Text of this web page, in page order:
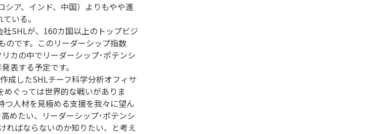
ア、インド、中国）よりもやや進
いる。
SHLが、160カ国以上のトップビジ
のです。このリーダーシップ指数
カの中でリーダーシップ･ポテンシ
表する予定です。
成したSHLチーフ科学分析オフィサ
ぐっては世界的な戦いがありま
つ人材を見極める支援を我々に望ん
めたい、リーダーシップ･ポテンシ
ればならないのか知りたい、と考え